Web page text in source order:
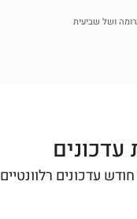
ושל שביעית
עדכונים רלוונטיים